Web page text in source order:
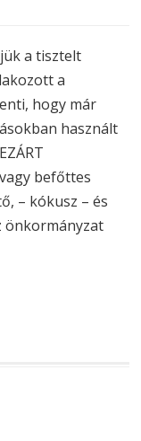
a tisztelt
a
hogy már
használt
befőttes
– kókusz – és
önkormányzat